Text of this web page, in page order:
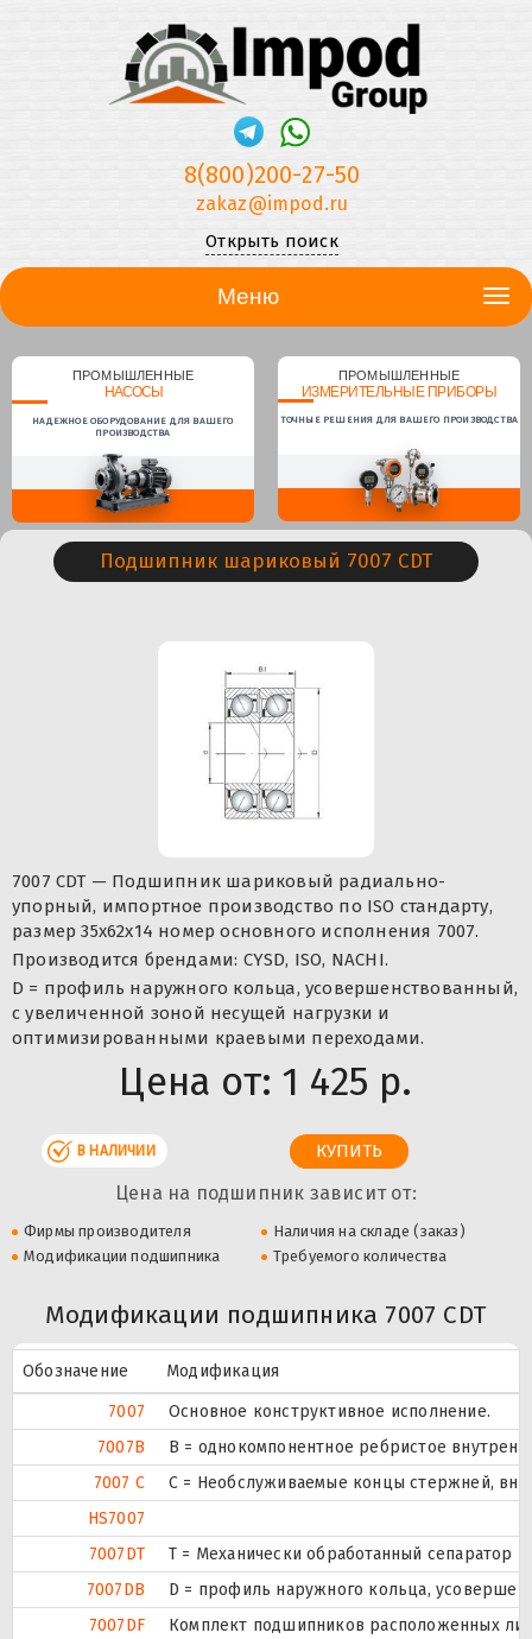
8(800)200-27-50
zakaz@impod.ru
Открыть поиск
Меню
ПРОМЫШЛЕННЫЕ
НАСОСЫ
НАДЕЖНОЕ ОБОРУДОВАНИЕ ДЛЯ ВАШЕГО
ПРОИЗВОДСТВА
ПРОМЫШЛЕННЫЕ
ИЗМЕРИТЕЛЬНЫЕ ПРИБОРЫ
ТОЧНЫЕ РЕШЕНИЯ ДЛЯ ВАШЕГО ПРОИЗВОДСТВА
Подшипник шариковый 7007 CDT
7007 CDT — Подшипник шариковый радиально-
упорный, импортное производство по ISO стандарту,
размер 35x62x14 номер основного исполнения 7007.
Производится брендами: CYSD, ISO, NACHI.
D = профиль наружного кольца, усовершенствованный,
с увеличенной зоной несущей нагрузки и
оптимизированными краевыми переходами.
Цена от: 1 425 р.
В НАЛИЧИИ
Цена на подшипник зависит от:
Фирмы производителя
Наличия на складе (заказ)
Модификации подшипника
Требуемого количества
Модификации подшипника 7007 CDT
Обозначение
Модификация
7007
Основное конструктивное исполнение.
7007B
B = однокомпонентное ребристое
7007 C
С = Необслуживаемые концы стержней,
HS7007
7007DT
T = Механически обработанный сепаратор
7007DB
D = профиль наружного кольца,
7007DF
Комплект подшипников расположенных